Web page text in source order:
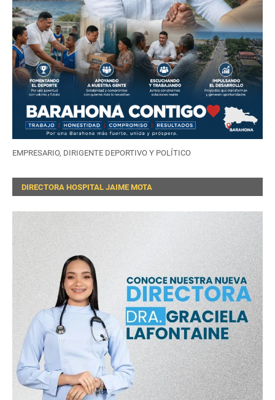
EMPRESARIO, DIRIGENTE DEPORTIVO Y POLÍTICO
DIRECTORA HOSPITAL JAIME MOTA